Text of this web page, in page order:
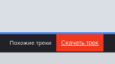
Похожие треки Скачать трек